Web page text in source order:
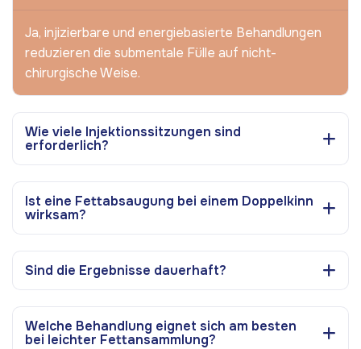
Ja, injizierbare und energiebasierte Behandlungen
reduzieren die submentale Fülle auf nicht-
chirurgische Weise.
Wie viele Injektionssitzungen sind
erforderlich?
Ist eine Fettabsaugung bei einem Doppelkinn
wirksam?
Sind die Ergebnisse dauerhaft?
Welche Behandlung eignet sich am besten
bei leichter Fettansammlung?